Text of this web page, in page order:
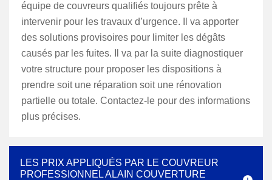
équipe de couvreurs qualifiés toujours prête à
intervenir pour les travaux d’urgence. Il va apporter
des solutions provisoires pour limiter les dégâts
causés par les fuites. Il va par la suite diagnostiquer
votre structure pour proposer les dispositions à
prendre soit une réparation soit une rénovation
partielle ou totale. Contactez-le pour des informations
plus précises.
LES PRIX APPLIQUÉS PAR LE COUVREUR
PROFESSIONNEL ALAIN COUVERTURE